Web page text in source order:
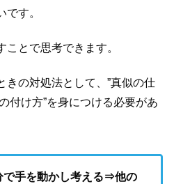
です。
とで思考できます。
きの対処法として、”真似の仕
付け方”を身につける必要があ
で手を動かし考える⇒他の